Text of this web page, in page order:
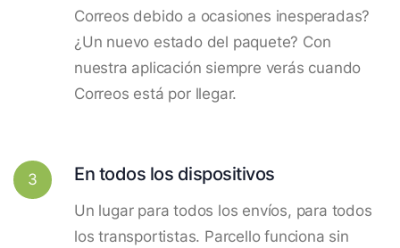
Correos debido a ocasiones inesperadas?
¿Un nuevo estado del paquete? Con
nuestra aplicación siempre verás cuando
Correos está por llegar.
3 En todos los dispositivos
Un lugar para todos los envíos, para todos
los transportistas. Parcello funciona sin